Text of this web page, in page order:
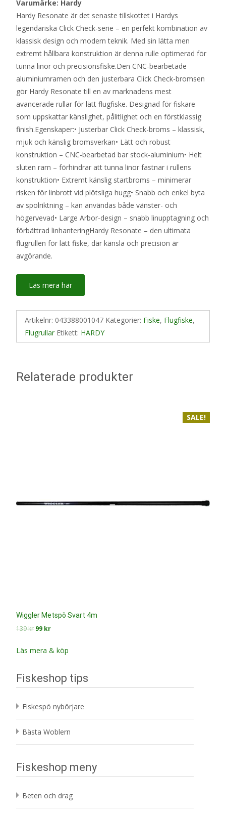
Varumärke: Hardy
Hardy Resonate är det senaste tillskottet i Hardys
legendariska Click Check-serie – en perfekt kombination av
klassisk design och modern teknik. Med sin lätta men
extremt hållbara konstruktion är denna rulle optimerad för
tunna linor och precisionsfiske.Den CNC-bearbetade
aluminiumramen och den justerbara Click Check-bromsen
gör Hardy Resonate till en av marknadens mest
avancerade rullar för lätt flugfiske. Designad för fiskare
som uppskattar känslighet, pålitlighet och en förstklassig
finish.Egenskaper:• Justerbar Click Check-broms – klassisk,
mjuk och känslig bromsverkan• Lätt och robust
konstruktion – CNC-bearbetad bar stock-aluminium• Helt
sluten ram – förhindrar att tunna linor fastnar i rullens
konstruktion• Extremt känslig startbroms – minimerar
risken för linbrott vid plötsliga hugg• Snabb och enkel byta
av spolriktning – kan användas både vänster- och
högervevad• Large Arbor-design – snabb linupptagning och
förbättrad linhanteringHardy Resonate – den ultimata
flugrullen för lätt fiske, där känsla och precision är
avgörande.
Läs mera här
Artikelnr: 043388001047 Kategorier: Fiske, Flugfiske,
Flugrullar Etikett: HARDY
Relaterade produkter
SALE!
Wiggler Metspö Svart 4m
139kr Det
priset
99 krDet
priset
Läs mera & köp
Fiskeshop tips
Fiskespö nybörjare
Bästa Woblern
Fiskeshop meny
Beten och drag